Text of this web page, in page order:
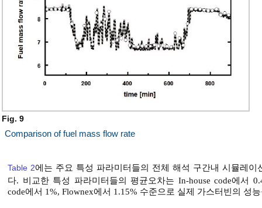
Fig. 9
Comparison of fuel mass flow rate
Table 2에는 주요 특성 파라미터들의 전체 해석 구간내 시뮬레
다. 비교한 특성 파라미터들의 평균오차는 In-house code에서
code에서 1%, Flownex에서 1.15% 수준으로 실제 가스터빈의 성